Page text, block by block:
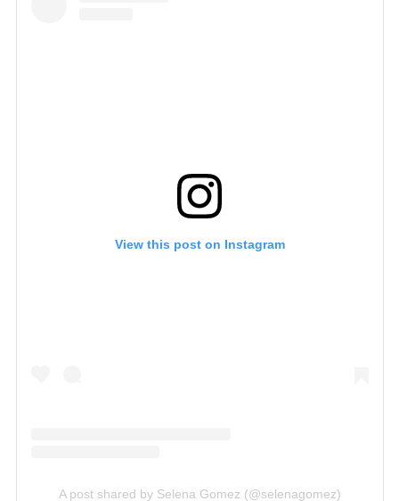
View this post on Instagram
A post shared by Selena Gomez (@selenagomez)